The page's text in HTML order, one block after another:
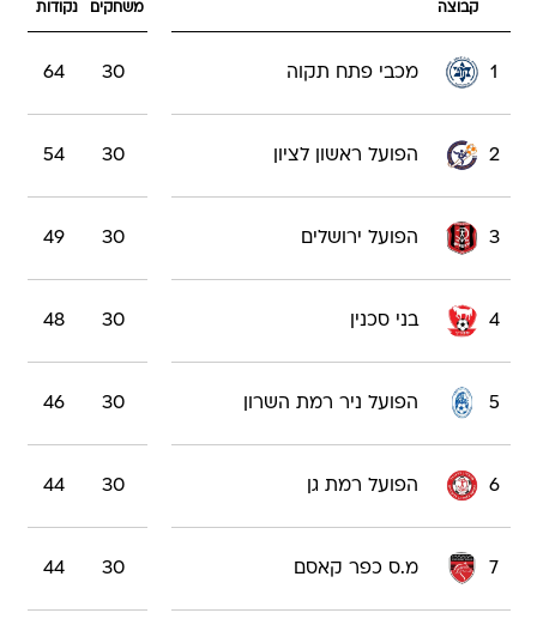
קבוצה משחקים נקודות
1 מכבי פתח תקוה 30
64
2 הפועל ראשון לציון 30
54
3 הפועל ירושלים 30
49
4 בני סכנין 30
48
5 הפועל ניר רמת השרון 30
46
6 הפועל רמת גן 30
44
7 מ.ס כפר קאסם 30
44